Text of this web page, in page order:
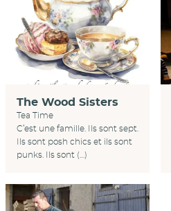
The Wood Sisters
Tea Time
C’est une famille. Ils sont sept.
Ils sont posh chics et ils sont
punks. Ils sont (…)